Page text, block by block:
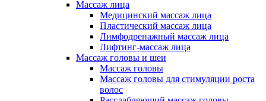
Массаж лица
Медицинский массаж лица
Пластический массаж лица
Лимфодренажный массаж лица
Лифтинг-массаж лица
Массаж головы и шеи
Массаж головы
Массаж головы для стимуляции роста
волос